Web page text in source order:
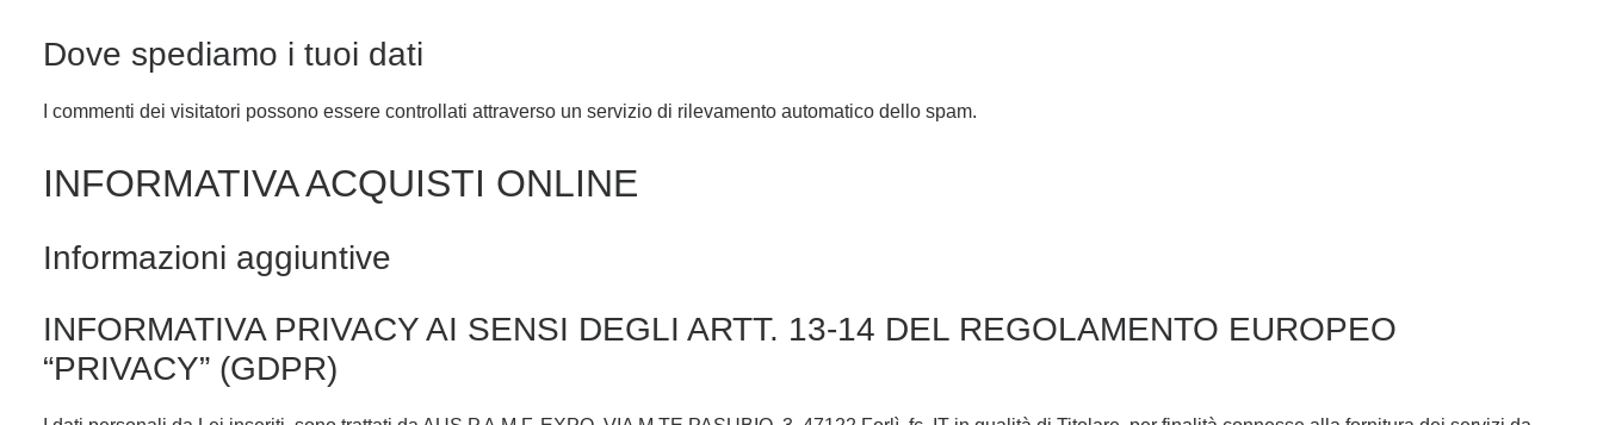
Dove spediamo i tuoi dati
I commenti dei visitatori possono essere controllati attraverso un servizio di rilevamento automatico dello spam.
INFORMATIVA ACQUISTI ONLINE
Informazioni aggiuntive
INFORMATIVA PRIVACY AI SENSI DEGLI ARTT. 13-14 DEL REGOLAMENTO EUROPEO
“PRIVACY” (GDPR)